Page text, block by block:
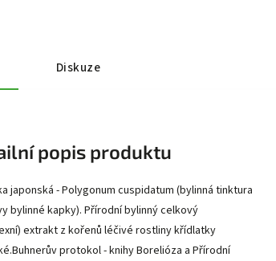
Diskuze
popis produktu
japonská - Polygonum cuspidatum (bylinná tinktura
bylinné kapky). Přírodní bylinný celkový
extrakt z kořenů léčivé rostliny křídlatky
protokol - knihy Borelióza a Přírodní